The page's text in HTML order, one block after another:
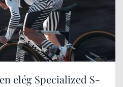
elég Specialized S-